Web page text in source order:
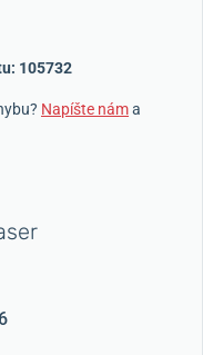
105732
Napíšte náma